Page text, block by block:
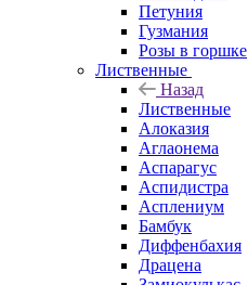
Петуния
Гузмания
Розы в горшке
Лиственные
Назад
Лиственные
Алоказия
Аглаонема
Аспарагус
Аспидистра
Асплениум
Бамбук
Диффенбахия
Драцена